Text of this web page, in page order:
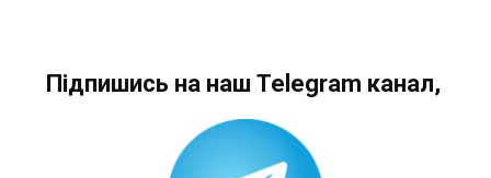
Підпишись на наш Telegram канал,